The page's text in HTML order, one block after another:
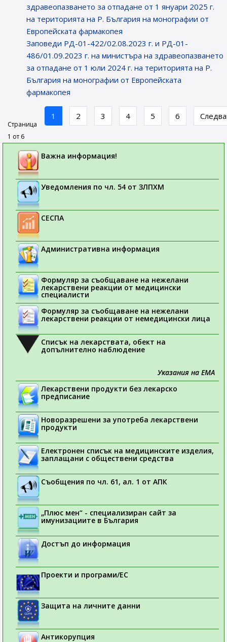
здравеопазването за отпадане от 1 януари 2025 г.
на територията на Р. България на монографии от
Европейската фармакопея
Заповеди РД-01-422/02.08.2023 г. и РД-01-
486/01.09.2023 г. на министъра на здравеопазването
за отпадане от 1 юли 2024 г. на територията на Р.
България на монографии от Европейската
фармакопея
Страница
1 от 6
1 2 3 4 5 6
Важна информация!
Уведомления по чл. 54 от ЗЛПХМ
СЕСПА
Административна информация
Формуляр за съобщаване на нежелани
лекарствени реакции от медицински
специалисти
Формуляр за съобщаване на нежелани
лекарствени реакции от немедицински лица
Списък на лекарствата, обект на
допълнително наблюдение
Указания на ЕМА
Лекарствени продукти без лекарско
предписание
Новоразрешени за употреба лекарствени
продукти
Електронен списък на медицинските изделия,
заплащани с обществени средства
Съобщения по чл. 61, ал. 1 от АПК
„Плюс мен“ - специализиран сайт за
имунизациите в България
Достъп до информация
Проекти и програми/ЕС
Защита на личните данни
Антикорупция